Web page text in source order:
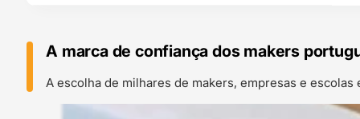
A marca de confiança dos makers
A escolha de milhares de makers, empresas e escolas